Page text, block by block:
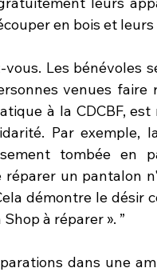
en bois et
Les bénévoles
venues faire
à la CDCBF, est
Par exemple,
tombée en
un pantalon
démontre le désir
à réparer ». ”
dans une